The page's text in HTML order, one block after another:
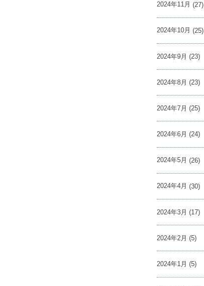
2024年11月 (27)
2024年10月 (25)
2024年9月 (23)
2024年8月 (23)
2024年7月 (25)
2024年6月 (24)
2024年5月 (26)
2024年4月 (30)
2024年3月 (17)
2024年2月 (5)
2024年1月 (5)